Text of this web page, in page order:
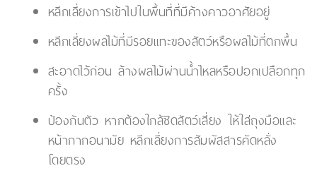
หลีกเลี่ยงการเข้าไปในพื้นที่ที่มีค้างคาวอาศัยอยู่
หลีกเลี่ยงผลไม้ที่มีรอยแทะของสัตว์หรือผลไม้ที่ตกพื้น
สะอาดไว้ก่อน ล้างผลไม้ผ่านน้ำไหลหรือปอกเปลือกทุก
ครั้ง
ป้องกันตัว หากต้องใกล้ชิดสัตว์เสี่ยง ให้ใส่ถุงมือและ
หน้ากากอนามัย หลีกเลี่ยงการสัมผัสสารคัดหลั่ง
โดยตรง